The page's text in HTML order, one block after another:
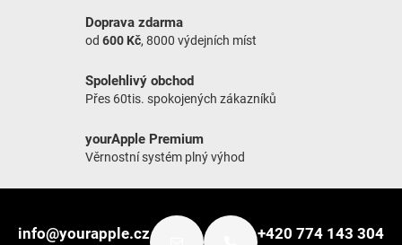
Doprava zdarma
od 600 Kč, 8000 výdejních míst
Spolehlivý obchod
Přes 60tis. spokojených zákazníků
yourApple Premium
Věrnostní systém plný výhod
info@yourapple.cz +420 774 143 304